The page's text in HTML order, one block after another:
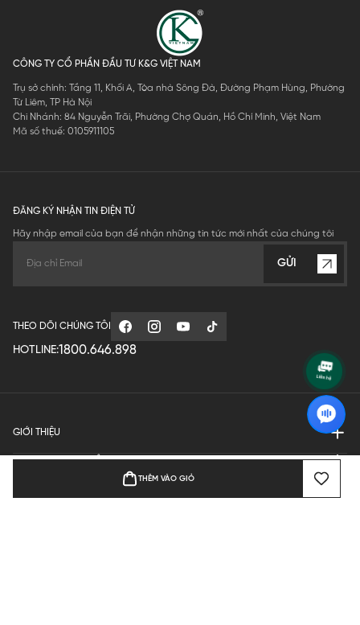
THÊM VÀO GIỎ
CÔNG TY CỔ PHẦN ĐẦU TƯ K&G VIỆT NAM
Trụ sở chính: Tầng 11, Khối A, Tòa nhà Sông Đà, Đường Phạm Hùng, Phường
Từ Liêm, TP Hà Nội
Chi Nhánh: 84 Nguyễn Trãi, Phường Chợ Quán, Hồ Chí Minh, Việt Nam
Mã số thuế: 0105911105
ĐĂNG KÝ NHẬN TIN ĐIỆN TỬ
Hãy nhập email của bạn để nhận những tin tức mới nhất của chúng tôi
GỬI
THEO DÕI CHÚNG TÔI
HOTLINE:1800.646.898
GIỚI THIỆU
QUY ĐỊNH HOẠT ĐỘNG